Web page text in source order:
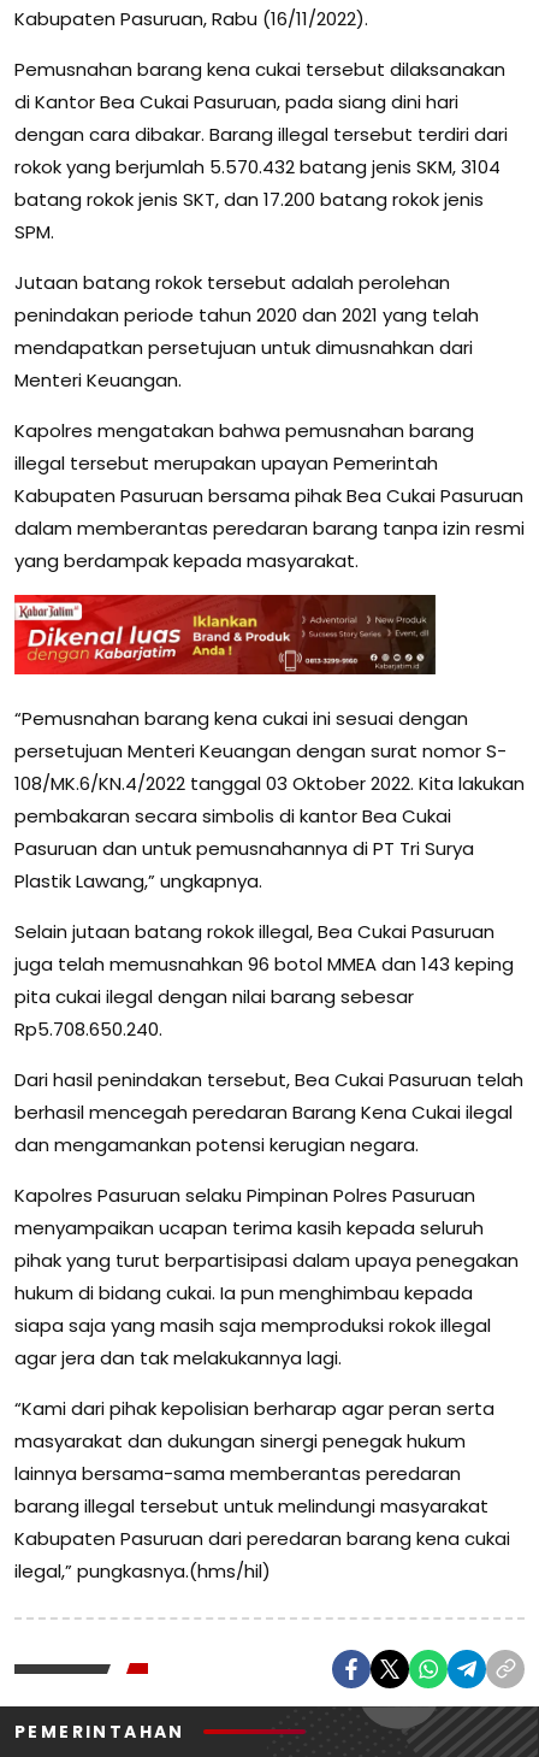
Kabupaten Pasuruan, Rabu (16/11/2022).
Pemusnahan barang kena cukai tersebut dilaksanakan
di Kantor Bea Cukai Pasuruan, pada siang dini hari
dengan cara dibakar. Barang illegal tersebut terdiri dari
rokok yang berjumlah 5.570.432 batang jenis SKM, 3104
batang rokok jenis SKT, dan 17.200 batang rokok jenis
SPM.
Jutaan batang rokok tersebut adalah perolehan
penindakan periode tahun 2020 dan 2021 yang telah
mendapatkan persetujuan untuk dimusnahkan dari
Menteri Keuangan.
Kapolres mengatakan bahwa pemusnahan barang
illegal tersebut merupakan upayan Pemerintah
Kabupaten Pasuruan bersama pihak Bea Cukai Pasuruan
dalam memberantas peredaran barang tanpa izin resmi
yang berdampak kepada masyarakat.
“Pemusnahan barang kena cukai ini sesuai dengan
persetujuan Menteri Keuangan dengan surat nomor S-
108/MK.6/KN.4/2022 tanggal 03 Oktober 2022. Kita lakukan
pembakaran secara simbolis di kantor Bea Cukai
Pasuruan dan untuk pemusnahannya di PT Tri Surya
Plastik Lawang,” ungkapnya.
Selain jutaan batang rokok illegal, Bea Cukai Pasuruan
juga telah memusnahkan 96 botol MMEA dan 143 keping
pita cukai ilegal dengan nilai barang sebesar
Rp5.708.650.240.
Dari hasil penindakan tersebut, Bea Cukai Pasuruan telah
berhasil mencegah peredaran Barang Kena Cukai ilegal
dan mengamankan potensi kerugian negara.
Kapolres Pasuruan selaku Pimpinan Polres Pasuruan
menyampaikan ucapan terima kasih kepada seluruh
pihak yang turut berpartisipasi dalam upaya penegakan
hukum di bidang cukai. Ia pun menghimbau kepada
siapa saja yang masih saja memproduksi rokok illegal
agar jera dan tak melakukannya lagi.
“Kami dari pihak kepolisian berharap agar peran serta
masyarakat dan dukungan sinergi penegak hukum
lainnya bersama-sama memberantas peredaran
barang illegal tersebut untuk melindungi masyarakat
Kabupaten Pasuruan dari peredaran barang kena cukai
ilegal,” pungkasnya.(hms/hil)
PEMERINTAHAN